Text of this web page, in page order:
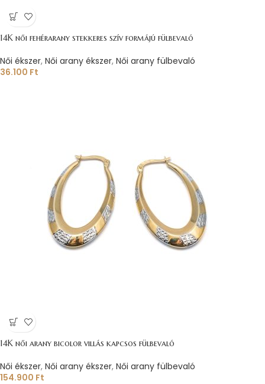
14K női fehérarany stekkeres szív formájú fülbevaló
Női ékszer, Női arany ékszer, Női arany fülbevaló
36.100 Ft
14K női arany bicolor villás kapcsos fülbevaló
Női ékszer, Női arany ékszer, Női arany fülbevaló
154.900 Ft